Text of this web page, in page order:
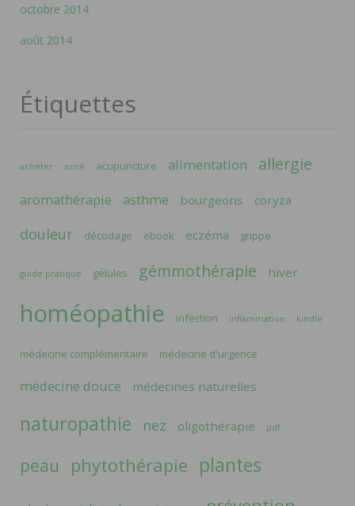
octobre 2014
août 2014
Étiquettes
acheter acné acupuncture alimentation allergie
aromathérapie asthme bourgeons coryza
douleur décodage ebook eczéma grippe
guide pratique gélules gémmothérapie hiver
homéopathie infection inflammation kindle
médecine complémentaire médecine d'urgence
médecine douce médecines naturelles
naturopathie nez oligothérapie pdf
peau phytothérapie plantes